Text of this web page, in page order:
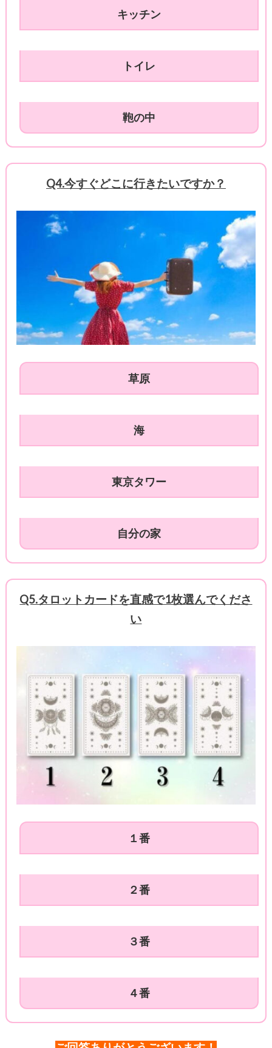
キッチン
トイレ
鞄の中
Q4.今すぐどこに行きたいですか？
草原
海
東京タワー
自分の家
Q5.タロットカードを直感で1枚選んでくださ
い
１番
２番
３番
４番